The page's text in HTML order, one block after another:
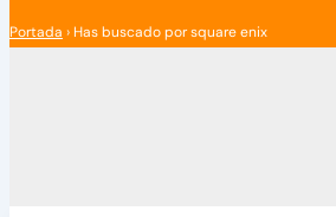
Portada ›Has buscado por square enix